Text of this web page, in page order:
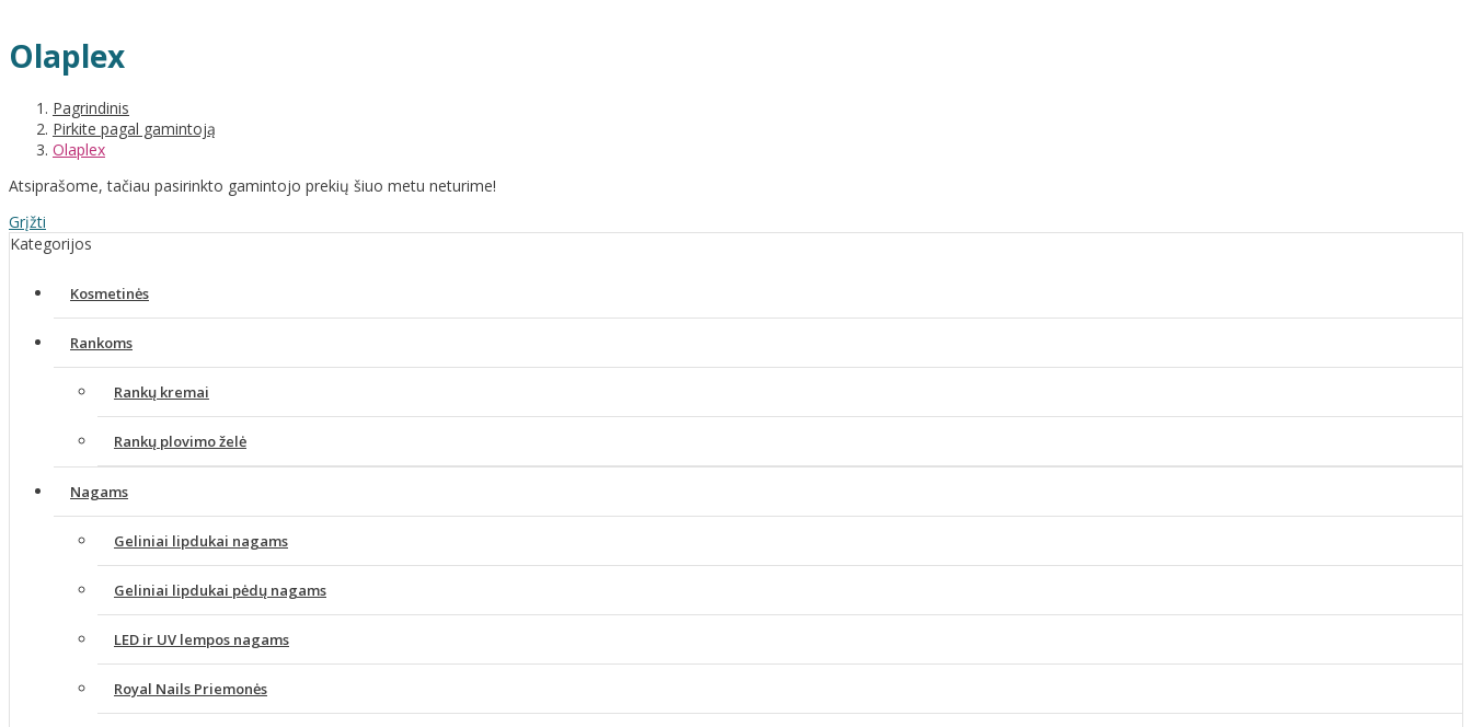
Olaplex
Pagrindinis
Pirkite pagal gamintoją
Olaplex
Atsiprašome, tačiau pasirinkto gamintojo prekių šiuo metu neturime!
Grįžti
Kategorijos
Kosmetinės
Rankoms
Rankų kremai
Rankų plovimo želė
Nagams
Geliniai lipdukai nagams
Geliniai lipdukai pėdų nagams
LED ir UV lempos nagams
Royal Nails Priemonės